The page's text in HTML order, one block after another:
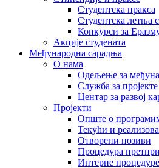
Студентска пракса
Студентска летња
Конкурси за
Акције студената
Међународна сарадња
О нама
Одељење за
Служба за пројекте
Центар за развој
Пројекти
Опште о
Текући и
Отворени позиви
Процедура
Интерне